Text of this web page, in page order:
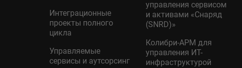
Интеграционные
проекты полного
цикла
Управляемые
сервисы и аутсорсинг
управления сервисом
и активами «Снаряд
(SNRD)»
Колибри-АРМ для
управления ИТ-
инфраструктурой